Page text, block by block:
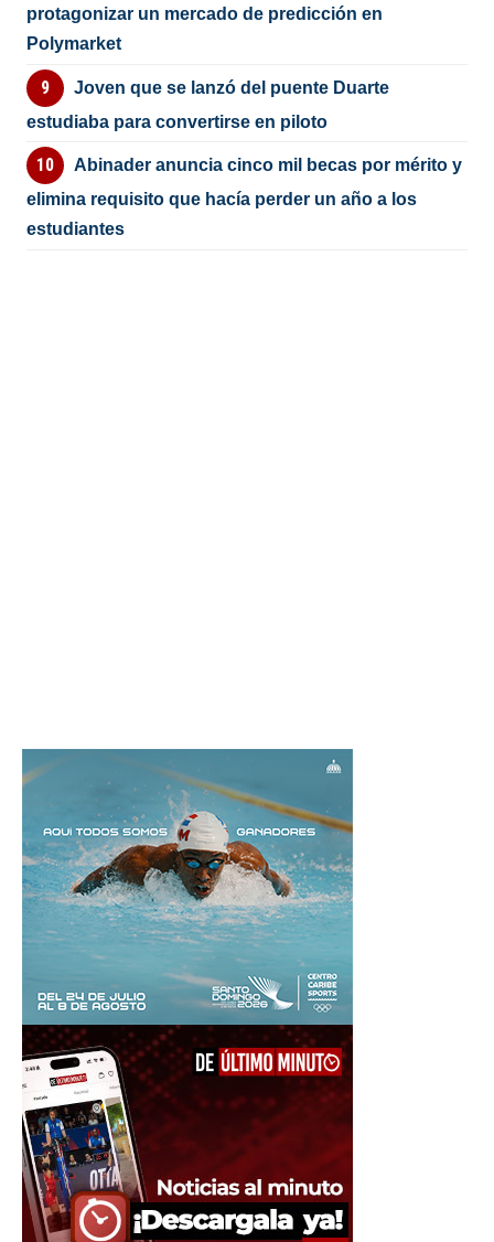
protagonizar un mercado de predicción en
Polymarket
Joven que se lanzó del puente Duarte
estudiaba para convertirse en piloto
Abinader anuncia cinco mil becas por mérito y
elimina requisito que hacía perder un año a los
estudiantes